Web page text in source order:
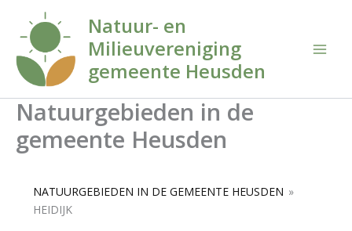
inhoud
Natuur- en
Milieuvereniging
gemeente Heusden
Natuurgebieden in de
gemeente Heusden
NATUURGEBIEDEN IN DE GEMEENTE HEUSDEN »
HEIDIJK